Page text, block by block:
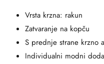
Vrsta krzna: rakun
Zatvaranje na kopču
S prednje strane krzno
Individualni modni